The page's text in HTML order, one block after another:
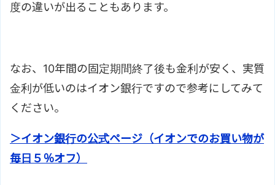
度の違いが出ることもあります。
なお、10年間の固定期間終了後も金利が安く、実質
金利が低いのはイオン銀行ですので参考にしてみて
ください。
＞イオン銀行の公式ページ（イオンでのお買い物が
毎日５％オフ）